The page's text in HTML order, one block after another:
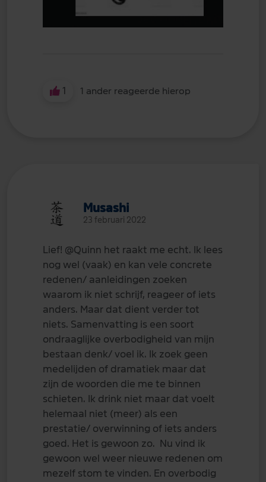
1 1 ander reageerde hierop
Musashi
23 februari 2022
Lief! @Quinn het raakt me echt. Ik lees
nog wel (vaak) en kan vele concrete
redenen/ aanleidingen zoeken
waarom ik niet schrijf, reageer of iets
anders. Maar dat dient verder tot
niets. Samenvatting is een soort
ondraaglijke overbodigheid van mijn
bestaan denk/ voel ik. Ik zoek geen
medelijden of dramatiek maar dat
zijn de woorden die me te binnen
schieten. Ik drink niet maar dat voelt
helemaal niet (meer) als een
prestatie/ overwinning of iets anders
goed. Het is gewoon zo. Nu vind ik
gewoon wel weer nieuwe redenen om
mezelf stom te vinden. En overbodig